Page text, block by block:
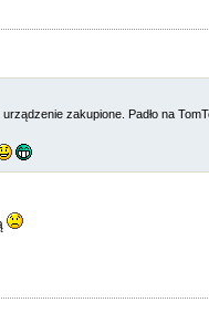
zakupione. Padło na